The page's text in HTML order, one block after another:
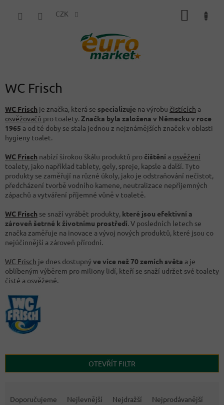
CZK
WC Frisch
WC Frisch je značka, která se specializuje na výrobu čistících a
osvěžovačů pro toalety.Značka byla založena v Německu v roce
1965 a od té doby se stala jednou z nejznámějších značek v oblasti
hygieny toalet.
WC Frisch nabízí širokou škálu produktů pro čištění a osvěžení
toalety, jako například tablety, gely, spreje, kapsle a další. Tyto
produkty se zaměřují na různé úkoly, jako je odstraňování nečistot,
předcházení tvorbě vodního kamene, neutralizace nepříjemných
zápachů a vytváření příjemné vůně v toaletě.
WC Frisch se snaží vyrábět produkty, které jsou efektivní a
zároveň šetrné k životnímu prostředí. V posledních letech se
značka zaměřuje na inovace a vývoj nových produktů, které jsou co
nejúčinnější a zároveň přírodní.
WC Frisch je dnes dostupnýve více než 70 zemích světa a je
oblíbeným výběrem pro miliony lidí, kteří se snaží udržet své toalety
čisté a osvěžené.
OTEVŘÍT FILTR
Doporučujeme Nejlevnější Nejdražší Nejprodávanější